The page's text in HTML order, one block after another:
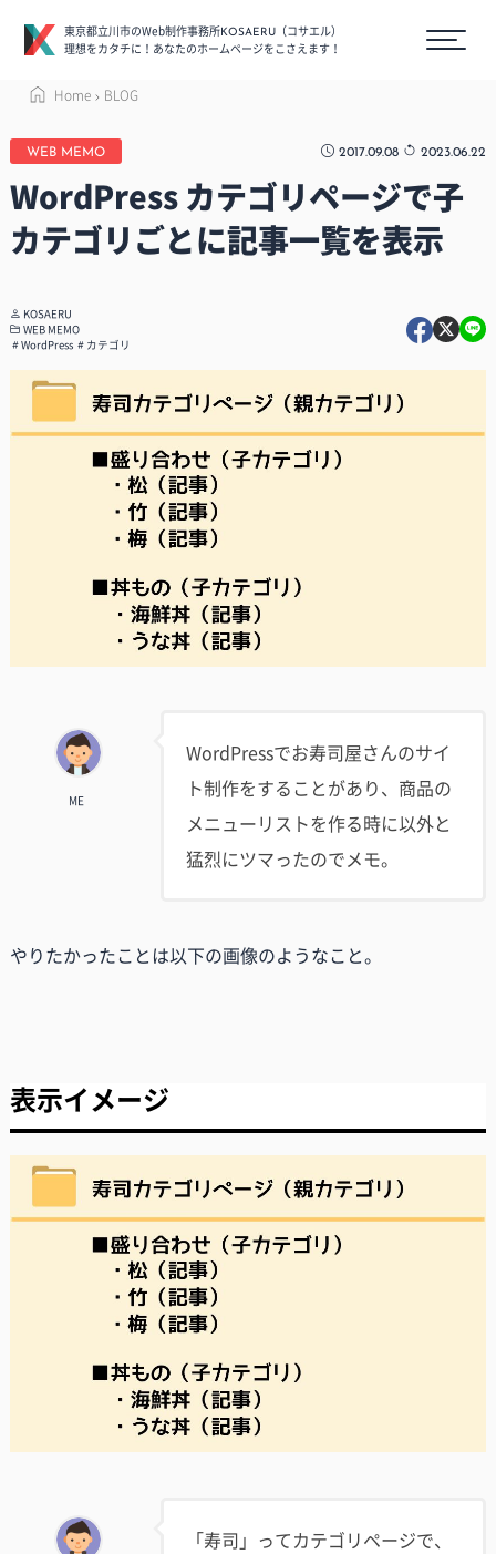
東京都立川市のWeb制作事務所KOSAERU
（コサエル）
理想をカタチに！あなたのホームページをこさえます！
Home BLOG
WEB MEMO 2017.09.08 2023.06.22
WordPress カテゴリページで子
カテゴリごとに記事一覧を表示
KOSAERU
WEB MEMO
WordPress
カテゴリ
ME
WordPressでお寿司屋さんのサイ
ト制作をすることがあり、商品の
メニューリストを作る時に以外と
猛烈にツマったのでメモ。
やりたかったことは以下の画像のようなこと。
表示イメージ
「寿司」ってカテゴリページで、